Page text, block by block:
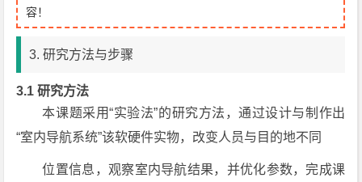
容！
3. 研究方法与步骤
3.1研究方法
本课题采用“实验法”的研究方法，通过设计与制作出
“室内导航系统”该软硬件实物，改变人员与目的地不同
位置信息，观察室内导航结果，并优化参数，完成课